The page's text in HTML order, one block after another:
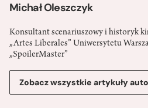
Michał Oleszczyk
Konsultant scenariuszowy i historyk
„Artes Liberales” Uniwersytetu
„SpoilerMaster”
Zobacz wszystkie artykuły